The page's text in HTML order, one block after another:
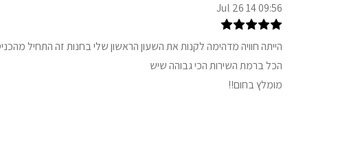
09:56 14 Jul 26
הייתה חוויה מדהימה לקנות את השעון הראשון שלי בחנות זה התחיל
הכל ברמת השירות הכי גבוהה שיש
מומלץ בחום!!